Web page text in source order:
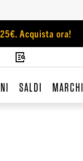
Acquista ora!
SALDI MARCHI